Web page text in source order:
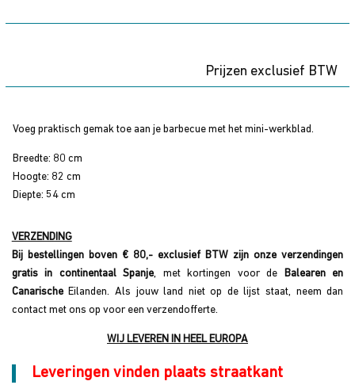
Prijzen exclusief BTW
Voeg praktisch gemak toe aan je barbecue met het mini-werkblad.
Breedte: 80 cm
Hoogte: 82 cm
Diepte: 54 cm
VERZENDING
Bij bestellingen boven € 80,- exclusief BTW zijn onze verzendingen
gratis in continentaal Spanje, met kortingen voor de
Balearen en
CanarischeEilanden. Als jouw land niet op de lijst staat, neem dan
contact met ons op voor een verzendofferte.
WIJ LEVEREN IN HEEL EUROPA
Leveringen vinden plaats straatkant